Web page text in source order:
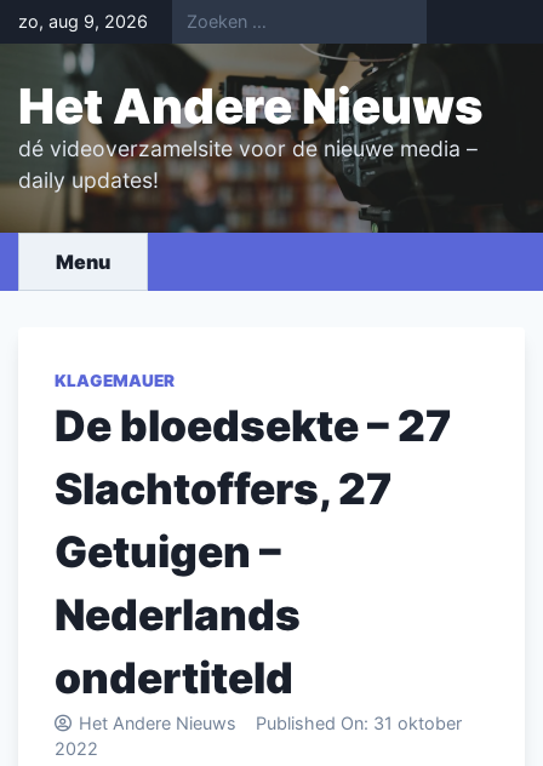
Skip
to
content
zo, aug 9, 2026
Het Andere Nieuws
dé videoverzamelsite voor de nieuwe media –
daily updates!
Menu
KLAGEMAUER
De bloedsekte – 27
Slachtoffers, 27
Getuigen –
Nederlands
ondertiteld
Het Andere Nieuws Published On: 31 oktober
2022